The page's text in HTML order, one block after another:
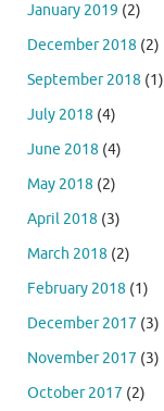
January 2019 (2)
December 2018 (2)
September 2018 (1)
July 2018 (4)
June 2018 (4)
May 2018 (2)
April 2018 (3)
March 2018 (2)
February 2018 (1)
December 2017 (3)
November 2017 (3)
October 2017 (2)